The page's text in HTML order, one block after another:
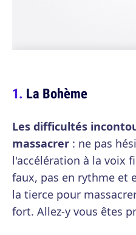
La Bohème
Les difficultés
massacrer : ne pas
l'accélération à la voix
faux, pas en rythme et
la tierce pour
fort. Allez-y vous êtes